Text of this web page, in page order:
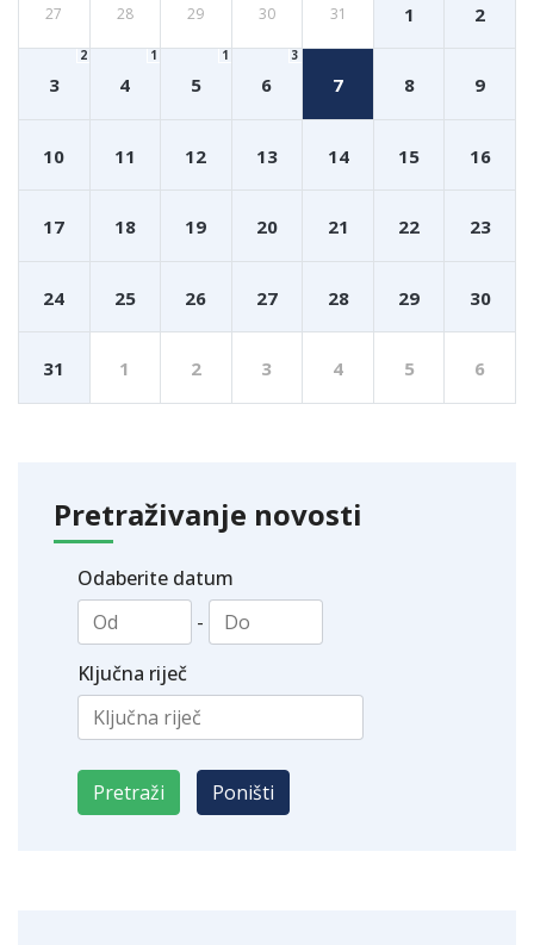
27 28 29 30 31 1 2
3
2
4
1
5
1
6
3
7 8 9
10 11 12 13 14 15 16
17 18 19 20 21 22 23
24 25 26 27 28 29 30
31 1 2 3 4 5 6
Pretraživanje novosti
Odaberite datum
-
Ključna riječ